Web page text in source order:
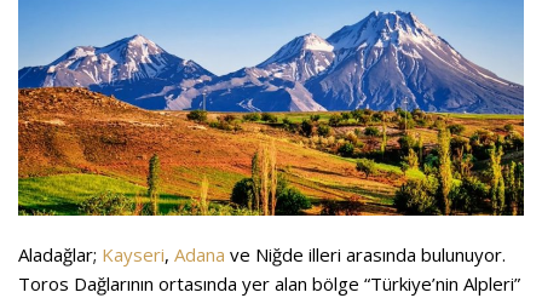
Aladağlar; Kayseri, Adana ve Niğde illeri arasında bulunuyor.
Toros Dağlarının ortasında yer alan bölge “Türkiye’nin Alpleri”